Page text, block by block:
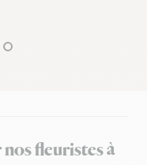
fleuristes à